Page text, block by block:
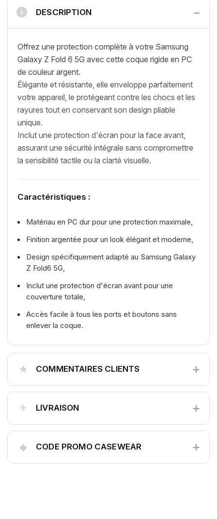
i DESCRIPTION −
Offrez une protection complète à votre Samsung
Galaxy Z Fold 6 5G avec cette coque rigide en PC
de couleur argent.
Élégante et résistante, elle enveloppe parfaitement
votre appareil, le protégeant contre les chocs et les
rayures tout en conservant son design pliable
unique.
Inclut une protection d'écran pour la face avant,
assurant une sécurité intégrale sans compromettre
la sensibilité tactile ou la clarté visuelle.
Caractéristiques :
Matériau en PC dur pour une protection maximale,
Finition argentée pour un look élégant et moderne,
Design spécifiquement adapté au Samsung Galaxy
Z Fold6 5G,
Inclut une protection d'écran avant pour une
couverture totale,
Accès facile à tous les ports et boutons sans
enlever la coque.
★ COMMENTAIRES CLIENTS +
✈ LIVRAISON +
◆ CODE PROMO CASEWEAR +